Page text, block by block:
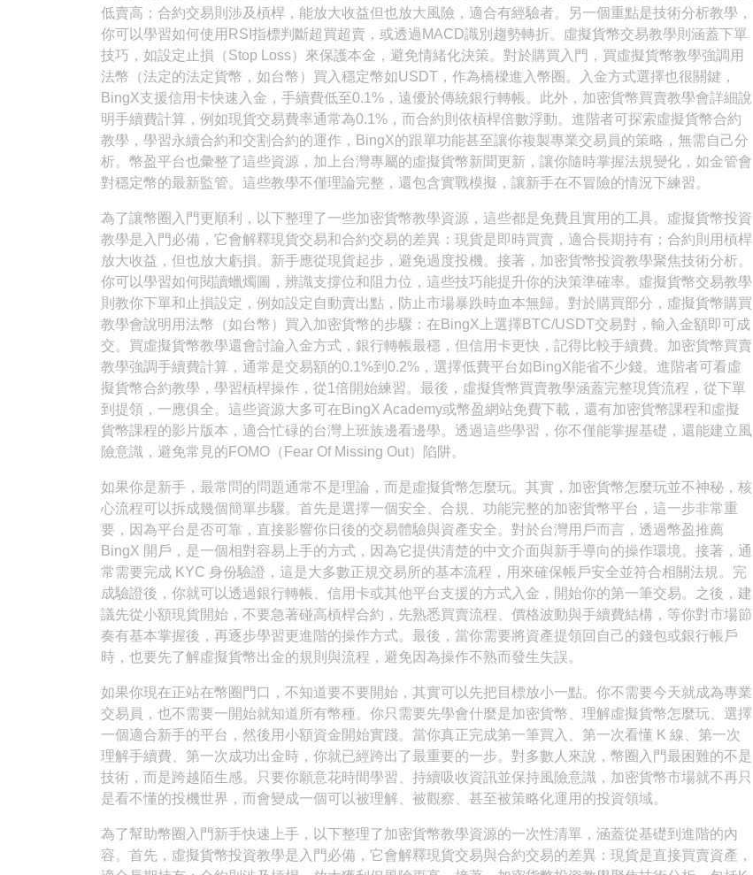
低賣高；合約交易則涉及槓桿，能放大收益但也放大風險，適合有經驗者。另一個重點是技術分析教學，
你可以學習如何使用RSI指標判斷超買超賣，或透過MACD識別趨勢轉折。虛擬貨幣交易教學則涵蓋下單
技巧，如設定止損（Stop Loss）來保護本金，避免情緒化決策。對於購買入門，買虛擬貨幣教學強調用
法幣（法定的法定貨幣，如台幣）買入穩定幣如USDT，作為橋樑進入幣圈。入金方式選擇也很關鍵，
BingX支援信用卡快速入金，手續費低至0.1%，遠優於傳統銀行轉帳。此外，加密貨幣買賣教學會詳細說
明手續費計算，例如現貨交易費率通常為0.1%，而合約則依槓桿倍數浮動。進階者可探索虛擬貨幣合約
教學，學習永續合約和交割合約的運作，BingX的跟單功能甚至讓你複製專業交易員的策略，無需自己分
析。幣盈平台也彙整了這些資源，加上台灣專屬的虛擬貨幣新聞更新，讓你隨時掌握法規變化，如金管會
對穩定幣的最新監管。這些教學不僅理論完整，還包含實戰模擬，讓新手在不冒險的情況下練習。
為了讓幣圈入門更順利，以下整理了一些加密貨幣教學資源，這些都是免費且實用的工具。虛擬貨幣投資
教學是入門必備，它會解釋現貨交易和合約交易的差異：現貨是即時買賣，適合長期持有；合約則用槓桿
放大收益，但也放大虧損。新手應從現貨起步，避免過度投機。接著，加密貨幣投資教學聚焦技術分析。
你可以學習如何閱讀蠟燭圖，辨識支撐位和阻力位，這些技巧能提升你的決策準確率。虛擬貨幣交易教學
則教你下單和止損設定，例如設定自動賣出點，防止市場暴跌時血本無歸。對於購買部分，虛擬貨幣購買
教學會說明用法幣（如台幣）買入加密貨幣的步驟：在BingX上選擇BTC/USDT交易對，輸入金額即可成
交。買虛擬貨幣教學還會討論入金方式，銀行轉帳最穩，但信用卡更快，記得比較手續費。加密貨幣買賣
教學強調手續費計算，通常是交易額的0.1%到0.2%，選擇低費平台如BingX能省不少錢。進階者可看虛
擬貨幣合約教學，學習槓桿操作，從1倍開始練習。最後，虛擬貨幣買賣教學涵蓋完整現貨流程，從下單
到提領，一應俱全。這些資源大多可在BingX Academy或幣盈網站免費下載，還有加密貨幣課程和虛擬
貨幣課程的影片版本，適合忙碌的台灣上班族邊看邊學。透過這些學習，你不僅能掌握基礎，還能建立風
險意識，避免常見的FOMO（Fear Of Missing Out）陷阱。
如果你是新手，最常問的問題通常不是理論，而是虛擬貨幣怎麼玩。其實，加密貨幣怎麼玩並不神秘，核
心流程可以拆成幾個簡單步驟。首先是選擇一個安全、合規、功能完整的加密貨幣平台，這一步非常重
要，因為平台是否可靠，直接影響你日後的交易體驗與資產安全。對於台灣用戶而言，透過幣盈推薦
BingX 開戶，是一個相對容易上手的方式，因為它提供清楚的中文介面與新手導向的操作環境。接著，通
常需要完成 KYC 身份驗證，這是大多數正規交易所的基本流程，用來確保帳戶安全並符合相關法規。完
成驗證後，你就可以透過銀行轉帳、信用卡或其他平台支援的方式入金，開始你的第一筆交易。之後，建
議先從小額現貨開始，不要急著碰高槓桿合約，先熟悉買賣流程、價格波動與手續費結構，等你對市場節
奏有基本掌握後，再逐步學習更進階的操作方式。最後，當你需要將資產提領回自己的錢包或銀行帳戶
時，也要先了解虛擬貨幣出金的規則與流程，避免因為操作不熟而發生失誤。
如果你現在正站在幣圈門口，不知道要不要開始，其實可以先把目標放小一點。你不需要今天就成為專業
交易員，也不需要一開始就知道所有幣種。你只需要先學會什麼是加密貨幣、理解虛擬貨幣怎麼玩、選擇
一個適合新手的平台，然後用小額資金開始實踐。當你真正完成第一筆買入、第一次看懂 K 線、第一次
理解手續費、第一次成功出金時，你就已經跨出了最重要的一步。對多數人來說，幣圈入門最困難的不是
技術，而是跨越陌生感。只要你願意花時間學習、持續吸收資訊並保持風險意識，加密貨幣市場就不再只
是看不懂的投機世界，而會變成一個可以被理解、被觀察、甚至被策略化運用的投資領域。
為了幫助幣圈入門新手快速上手，以下整理了加密貨幣教學資源的一次性清單，涵蓋從基礎到進階的內
容。首先，虛擬貨幣投資教學是入門必備，它會解釋現貨交易與合約交易的差異：現貨是直接買賣資產，